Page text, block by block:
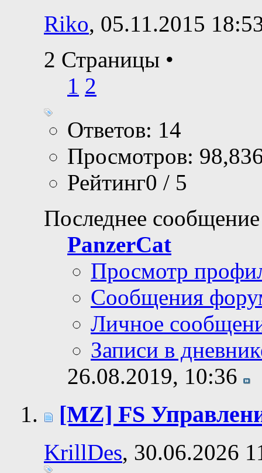
Riko, 05.11.2015
2 Страницы •
1 2
Ответов: 14
Просмотров:
Рейтинг0 / 5
Последнее
PanzerCat
Просмотр
Сообщения
Личное
Записи в
26.08.2019, 10:36
[MZ] FS
KrillDes, 30.06.2026